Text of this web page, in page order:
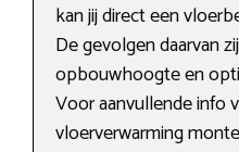
kan jij direct een
De gevolgen daarvan
opbouwhoogte en
Voor aanvullende info
vloerverwarming